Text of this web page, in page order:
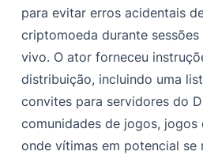
para evitar erros acidentais
criptomoeda durante
vivo. O ator forneceu
distribuição, incluindo uma
convites para servidores do
comunidades de jogos, jogos
onde vítimas em potencial se